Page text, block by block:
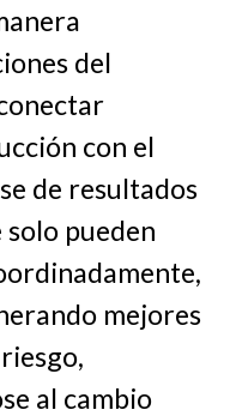
del
con el
de resultados
solo pueden
mejores
al cambio